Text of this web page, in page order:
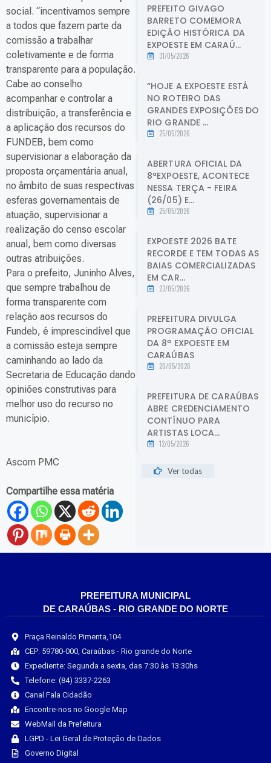
social. “incentivamos sempre
a todos que fazem parte da
comissão a trabalhar
coletivamente e de forma
transparente para a população.
Cabe ao conselho
acompanhar e controlar a
distribuição, a transferência e
a aplicação dos recursos do
FUNDEB, bem como
supervisionar a elaboração da
proposta orçamentária anual,
no âmbito de suas respectivas
esferas governamentais de
atuação, supervisionar a
realização do censo escolar
anual, bem como diversas
outras atribuições.
Para o prefeito, Juninho Alves,
que sempre trabalhou de
forma transparente com
relação aos recursos do
Fundeb, é imprescindível que
a comissão esteja sempre
caminhando ao lado da
Secretaria de Educação dando
opiniões construtivas para
melhor uso do recurso no
município.
Ascom PMC
Compartilhe essa matéria
PREFEITO GIVAGO
BARRETO COMEMORA
EDIÇÃO HISTÓRICA DA
EXPOESTE EM CARAÚ...
31/05/2026
“HOJE A EXPOESTE ESTÁ
NO ROTEIRO DAS
GRANDES EXPOSIÇÕES DO
RIO GRANDE ...
25/05/2026
ABERTURA OFICIAL DA
8ªEXPOESTE, ACONTECE
NESSA TERÇA - FEIRA
(26/05) E...
25/05/2026
EXPOESTE 2026 BATE
RECORDE E TEM TODAS AS
BAIAS COMERCIALIZADAS
EM CAR...
23/05/2026
PREFEITURA DIVULGA
PROGRAMAÇÃO OFICIAL
DA 8ª EXPOESTE EM
CARAÚBAS
20/05/2026
PREFEITURA DE CARAÚBAS
ABRE CREDENCIAMENTO
CONTÍNUO PARA
ARTISTAS LOCA...
12/05/2026
Ver todas
PREFEITURA MUNICIPAL
DE CARAÚBAS - RIO GRANDE DO NORTE
Praça Reinaldo Pimenta,104
CEP: 59780-000, Caraúbas - Rio grande do Norte
Expediente: Segunda a sexta, das 7:30 às 13:30hs
Telefone: (84) 3337-2263
Canal Fala Cidadão
Encontre-nos no Google Map
WebMail da Prefeitura
LGPD - Lei Geral de Proteção de Dados
Governo Digital